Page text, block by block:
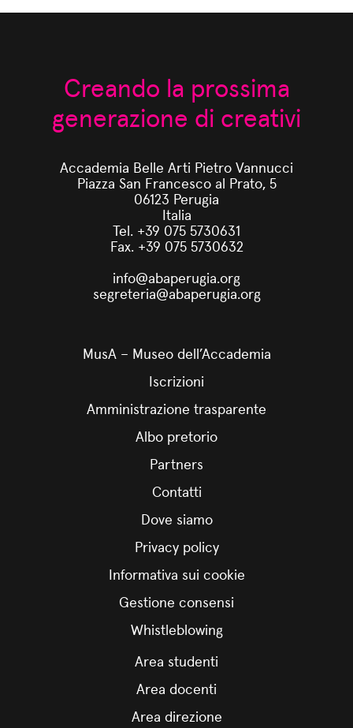
Creando la prossima
generazione di creativi
Accademia Belle Arti Pietro Vannucci
Piazza San Francesco al Prato, 5
06123 Perugia
Italia
Tel. +39 075 5730631
Fax. +39 075 5730632
info@abaperugia.org
segreteria@abaperugia.org
MusA – Museo dell’Accademia
Iscrizioni
Amministrazione trasparente
Albo pretorio
Partners
Contatti
Dove siamo
Privacy policy
Informativa sui cookie
Gestione consensi
Whistleblowing
Area studenti
Area docenti
Area direzione